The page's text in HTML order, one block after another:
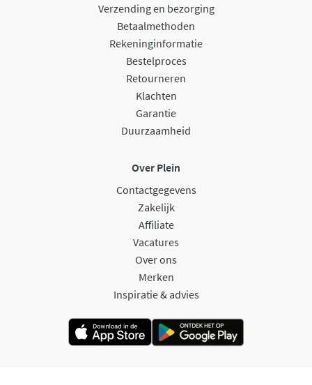
Verzending en bezorging
Betaalmethoden
Rekeninginformatie
Bestelproces
Retourneren
Klachten
Garantie
Duurzaamheid
Over Plein
Contactgegevens
Zakelijk
Affiliate
Vacatures
Over ons
Merken
Inspiratie & advies